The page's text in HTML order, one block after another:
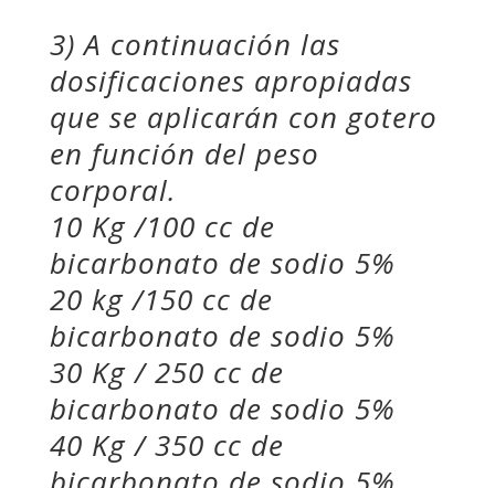
3) A continuación las
dosificaciones apropiadas
que se aplicarán con gotero
en función del peso
corporal.
10 Kg /100 cc de
bicarbonato de sodio 5%
20 kg /150 cc de
bicarbonato de sodio 5%
30 Kg / 250 cc de
bicarbonato de sodio 5%
40 Kg / 350 cc de